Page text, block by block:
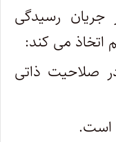
جریان رسیدگی
اتخاذ می کند:
صلاحیت ذاتی